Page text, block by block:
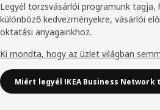
Legyél törzsvásárlói programunk
különböző kedvezményekre, vásárlói
oktatási anyagainkhoz.
Ki mondta, hogy az üzlet világban
Miért legyél IKEA Business Network